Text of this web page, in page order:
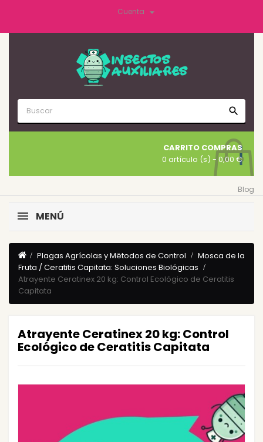
Cuenta 
search
CARRITO COMPRAS
0 artículo (s) - 0,00 €
Blog
MENÚ
Plagas Agrícolas y Mëtodos de Control
Mosca de la
Fruta / Ceratitis Capitata: Soluciones Biológicas
Atrayente Ceratinex 20 kg: Control Ecológico de Ceratitis
Capitata
Atrayente Ceratinex 20 kg: Control
Ecológico de Ceratitis Capitata